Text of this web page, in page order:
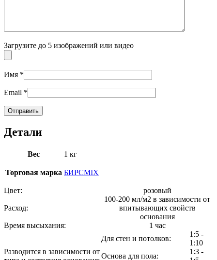
Загрузите до 5 изображений или видео
Имя *
Email *
Детали
Вес 1 кг
Торговая марка БИРСMIX
Цвет: розовый
Расход:
100-200 мл/м2 в зависимости от
впитывающих свойств
основания
Время высыхания:
1 час
Разводится в зависимости от
Для стен и потолков:
1:5 -
1:10
Основа для пола:
1:3 -